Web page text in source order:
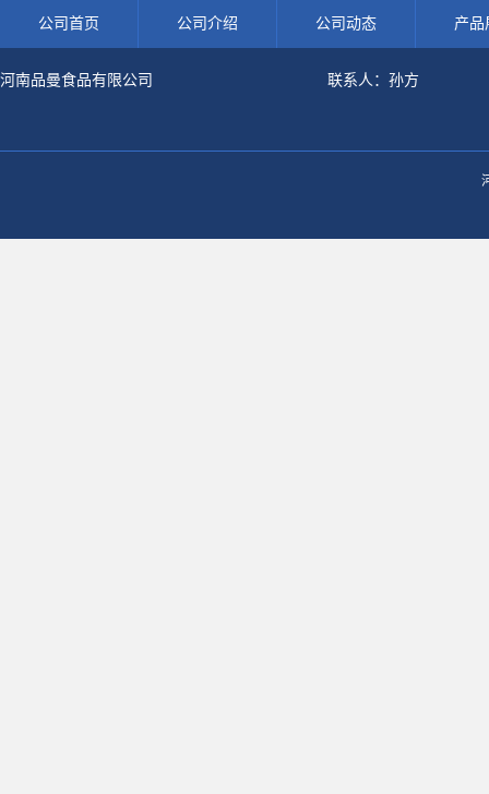
公司首页 公司介绍 公司动态 产品
河南品曼食品有限公司 联系人：孙方